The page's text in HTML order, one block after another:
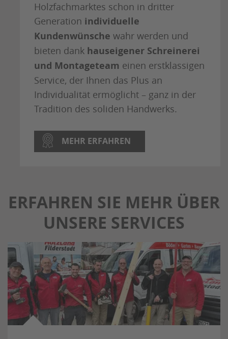
Holzfachmarktes schon in dritter
Generation individuelle
Kundenwünsche wahr werden und
bieten dank hauseigener Schreinerei
und Montageteam einen erstklassigen
Service, der Ihnen das Plus an
Individualität ermöglicht – ganz in der
Tradition des soliden Handwerks.
MEHR ERFAHREN
ERFAHREN SIE MEHR ÜBER
UNSERE SERVICES